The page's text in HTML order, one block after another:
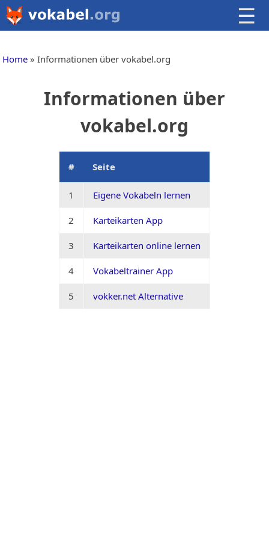
☰
Home Informationen über vokabel.org
Informationen über
vokabel.org
# Seite
1 Eigene Vokabeln lernen
2 Karteikarten App
3 Karteikarten online lernen
4 Vokabeltrainer App
5 vokker.net Alternative